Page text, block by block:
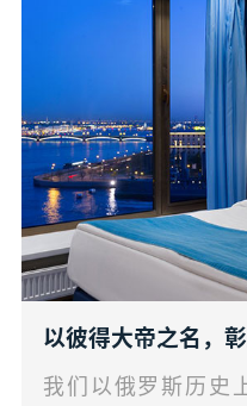
以彼得大帝之名，
我们以俄罗斯历史